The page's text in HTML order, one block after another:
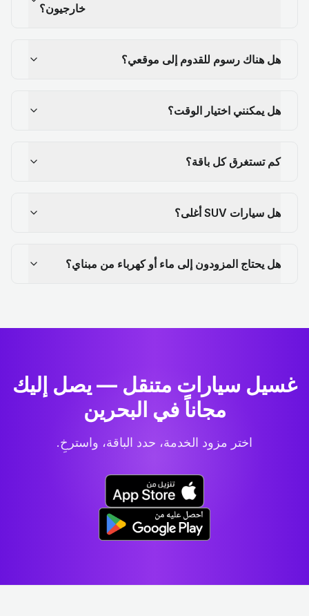
خارجيون؟
هل هناك رسوم للقدوم إلى موقعي؟
هل يمكنني اختيار الوقت؟
كم تستغرق كل باقة؟
هل سيارات SUV أغلى؟
هل يحتاج المزودون إلى ماء أو كهرباء من مبناي؟
غسيل سيارات متنقل — يصل إليك
مجاناً في البحرين
اختر مزود الخدمة، حدد الباقة، واسترخِ.